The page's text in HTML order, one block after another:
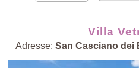
Villa
Adresse: San Casciano dei